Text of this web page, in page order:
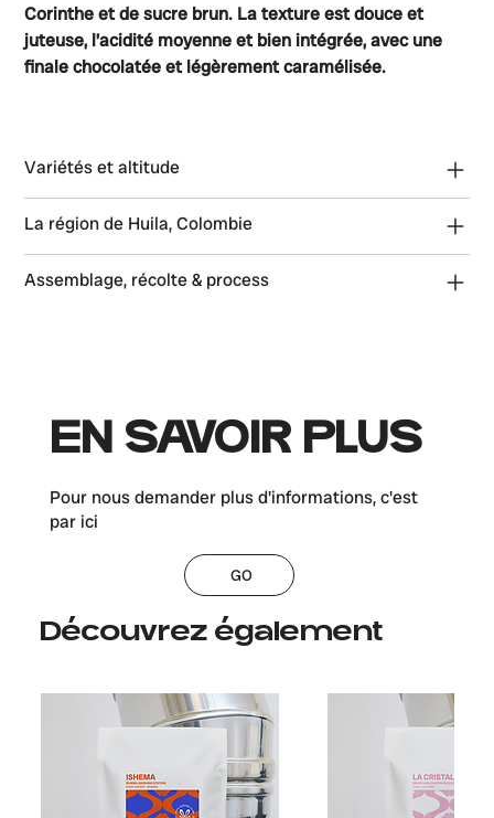
Corinthe et de sucre brun. La texture est douce et
juteuse, l’acidité moyenne et bien intégrée, avec une
finale chocolatée et légèrement caramélisée.
Variétés et altitude
La région de Huila, Colombie
Assemblage, récolte & process
Découvrez également
EN SAVOIR PLUS
Pour nous demander plus d'informations, c'est
par ici
GO